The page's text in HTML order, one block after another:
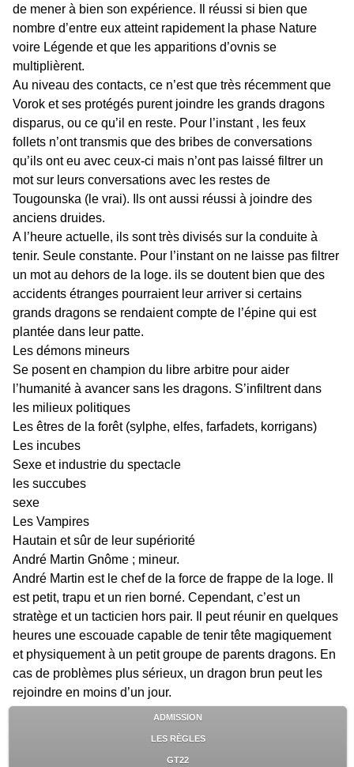
de mener à bien son expérience. Il réussi si bien que
nombre d’entre eux atteint rapidement la phase Nature
voire Légende et que les apparitions d’ovnis se
multiplièrent.
Au niveau des contacts, ce n’est que très récemment que
Vorok et ses protégés purent joindre les grands dragons
disparus, ou ce qu’il en reste. Pour l’instant , les feux
follets n’ont transmis que des bribes de conversations
qu’ils ont eu avec ceux-ci mais n’ont pas laissé filtrer un
mot sur leurs conversations avec les restes de
Tougounska (le vrai). Ils ont aussi réussi à joindre des
anciens druides.
A l’heure actuelle, ils sont très divisés sur la conduite à
tenir. Seule constante. Pour l’instant on ne laisse pas filtrer
un mot au dehors de la loge. ils se doutent bien que des
accidents étranges pourraient leur arriver si certains
grands dragons se rendaient compte de l’épine qui est
plantée dans leur patte.
Les démons mineurs
Se posent en champion du libre arbitre pour aider
l’humanité à avancer sans les dragons. S’infiltrent dans
les milieux politiques
Les êtres de la forêt (sylphe, elfes, farfadets, korrigans)
Les incubes
Sexe et industrie du spectacle
les succubes
sexe
Les Vampires
Hautain et sûr de leur supériorité
André Martin Gnôme ; mineur.
André Martin est le chef de la force de frappe de la loge. Il
est petit, trapu et un rien borné. Cependant, c’est un
stratège et un tacticien hors pair. Il peut réunir en quelques
heures une escouade capable de tenir tête magiquement
et physiquement à un petit groupe de parents dragons. En
cas de problèmes plus sérieux, un dragon brun peut les
rejoindre en moins d’un jour.
ADMISSION
LES RÈGLES
GT22